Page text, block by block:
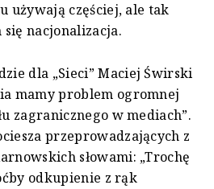
używają częściej, ale tak
nacjonalizacja.
dla „Sieci” Maciej Świrski
mamy problem ogromnej
zagranicznego w mediach”.
przeprowadzających z
słowami: „Trochę
odkupienie z rąk